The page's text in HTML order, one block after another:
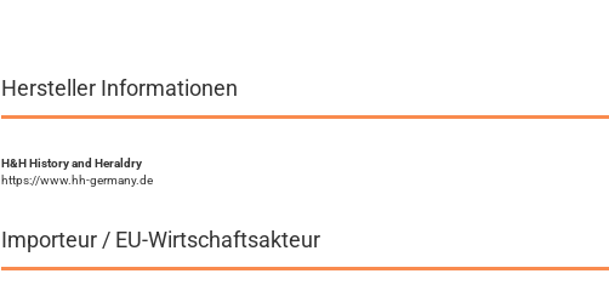
Hersteller Informationen
H&H History and Heraldry
https://www.hh-germany.de
Importeur / EU-Wirtschaftsakteur